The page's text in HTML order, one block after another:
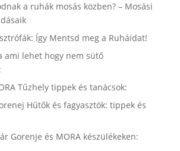
a ruhák mosás közben? – Mosási
Így Mentsd meg a Ruháidat!
ami lehet hogy nem sütő
Tűzhely tippek és tanácsok:
Hűtők és fagyasztók: tippek és
Gorenje és MORA készülékeken: